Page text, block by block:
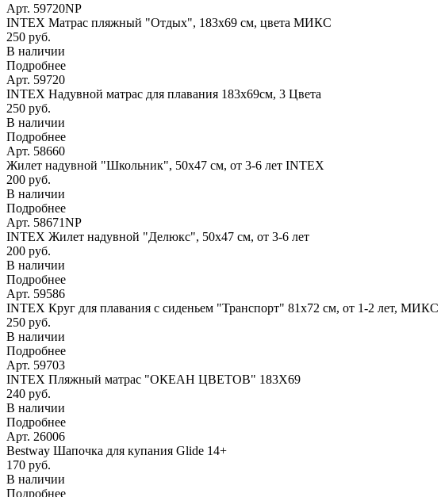
Арт. 59720NP
INTEX Матрас пляжный "Отдых", 183х69 см, цвета МИКС
250 руб.
В наличии
Подробнее
Арт. 59720
INTEX Надувной матрас для плавания 183х69см, 3 Цвета
250 руб.
В наличии
Подробнее
Арт. 58660
Жилет надувной "Школьник", 50х47 см, от 3-6 лет INTEX
200 руб.
В наличии
Подробнее
Арт. 58671NP
INTEX Жилет надувной "Делюкс", 50х47 см, от 3-6 лет
200 руб.
В наличии
Подробнее
Арт. 59586
INTEX Круг для плавания с сиденьем "Транспорт" 81х72 см, от 1-2 лет, МИКС
250 руб.
В наличии
Подробнее
Арт. 59703
INTEX Пляжный матрас "ОКЕАН ЦВЕТОВ" 183Х69
240 руб.
В наличии
Подробнее
Арт. 26006
Bestway Шапочка для купания Glide 14+
170 руб.
В наличии
Подробнее